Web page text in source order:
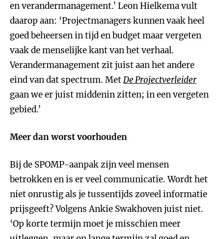
en verandermanagement.’ Leon Hielkema vult
daarop aan: ‘Projectmanagers kunnen vaak heel
goed beheersen in tijd en budget maar vergeten
vaak de menselijke kant van het verhaal.
Verandermanagement zit juist aan het andere
eind van dat spectrum. MetDe Projectverleider
gaan we er juist middenin zitten; in een vergeten
gebied.’
Meer dan worst voorhouden
Bij de SPOMP-aanpak zijn veel mensen
betrokken en is er veel communicatie. Wordt het
niet onrustig als je tussentijds zoveel informatie
prijsgeeft? Volgens Ankie Swakhoven juist niet.
‘Op korte termijn moet je misschien meer